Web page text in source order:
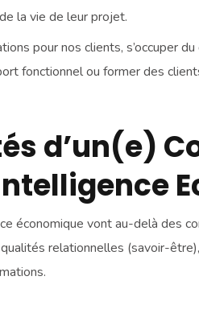
la vie de leur projet.
pour nos clients, s’occuper
fonctionnel ou former des
d’un(e)
économique vont au-delà des
relationnelles (savoir-